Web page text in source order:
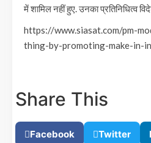
में शामिल नहीं हुए. उनका प्रतिनिधित्व
https://www.siasat.com/pm-
thing-by-promoting-make-in-
Share This
Facebook Twitter